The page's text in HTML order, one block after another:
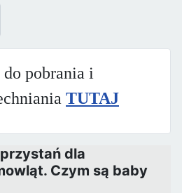
pobrania i
TUTAJ
dla
Czym są baby